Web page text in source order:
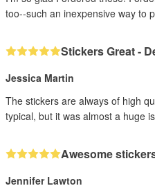
too--such an inexpensive way to
Stickers Great -
Jessica Martin
The stickers are always of high
typical, but it was almost a huge
Awesome
Jennifer Lawton